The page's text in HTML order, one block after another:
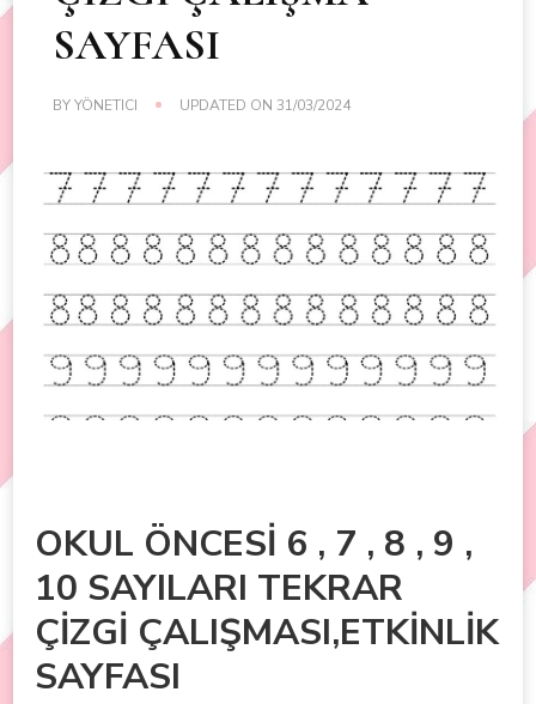
SAYFASI
BYYÖNETICI UPDATED ON 31/03/2024
OKUL ÖNCESİ 6 , 7 , 8 , 9 ,
10 SAYILARI TEKRAR
ÇİZGİ ÇALIŞMASI,ETKİNLİK
SAYFASI